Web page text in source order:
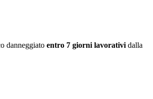
danneggiato entro 7 giorni lavorativi dalla